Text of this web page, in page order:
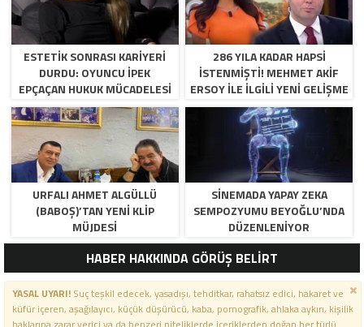
ESTETIK SONRASI KARIYERI
DURDU: OYUNCU İPEK
EPÇAÇAN HUKUK MÜCADELESI
VERIYOR
286 YILA KADAR HAPSI
ISTENMIŞTI! MEHMET AKIF
ERSOY ILE ILGILI YENI GELIŞME
URFALI AHMET ALGÜLLÜ
(BABOŞ)’TAN YENI KLIP
MÜJDESI
SINEMADA YAPAY ZEKA
SEMPOZYUMU BEYOĞLU’NDA
DÜZENLENIYOR
HABER HAKKINDA GÖRÜŞ BELİRT
YASAL UYARI!Suç teşkil edecek, yasadışı, tehditkar, rahatsız edici, hakaret ve
küfür içeren, aşağılayıcı, küçük düşürücü, kaba, pornografik, ahlaka aykırı, kişilik